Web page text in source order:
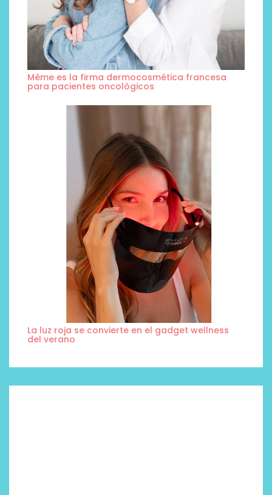
Même es la firma dermocosmética francesa
para pacientes oncológicos
La luz roja se convierte en el gadget wellness
del verano